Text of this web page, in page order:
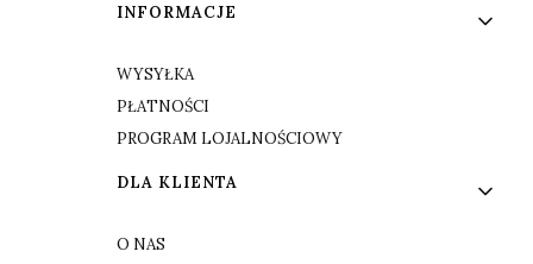
INFORMACJE
WYSYŁKA
PŁATNOŚCI
PROGRAM LOJALNOŚCIOWY
DLA KLIENTA
O NAS